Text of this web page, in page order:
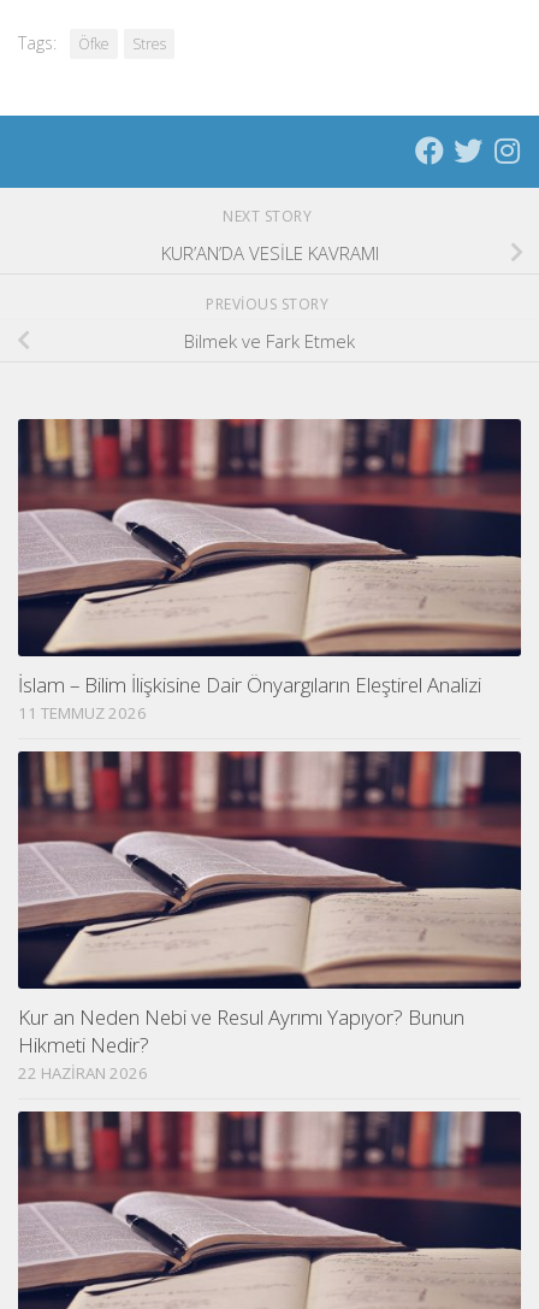
Tags: Öfke Stres
NEXT STORY
KUR’AN’DA VESİLE KAVRAMI
PREVIOUS STORY
Bilmek ve Fark Etmek
İslam – Bilim İlişkisine Dair Önyargıların Eleştirel Analizi
11 TEMMUZ 2026
Kur an Neden Nebi ve Resul Ayrımı Yapıyor? Bunun
Hikmeti Nedir?
22 HAZIRAN 2026